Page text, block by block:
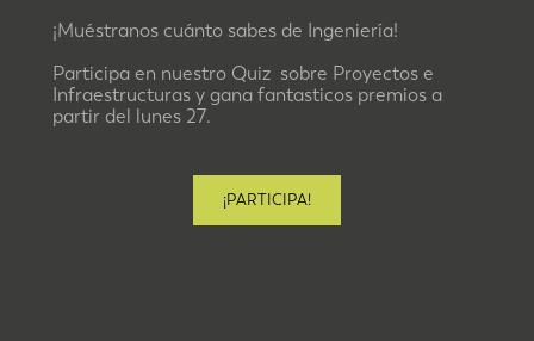
¡Muéstranos cuánto sabes de Ingeniería!
Participa en nuestro Quiz sobre Proyectos e
Infraestructuras y gana fantasticos premios a
partir del lunes 27.
¡PARTICIPA!